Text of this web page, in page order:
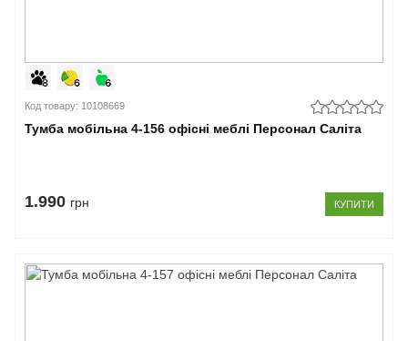
Код товару: 10108669
Тумба мобільна 4-156 офісні меблі Персонал Саліта
1.990 грн КУПИТИ